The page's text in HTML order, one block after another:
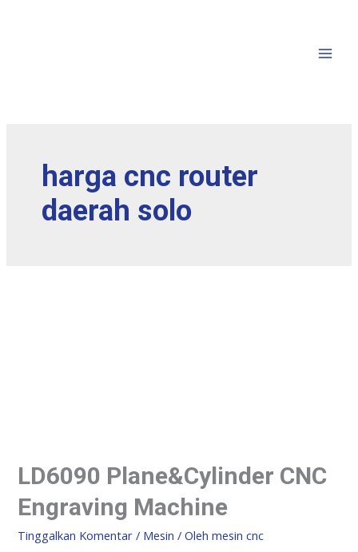
harga cnc router
daerah solo
LD6090 Plane&Cylinder CNC
Engraving Machine
Tinggalkan Komentar / Mesin / Olehmesin cnc